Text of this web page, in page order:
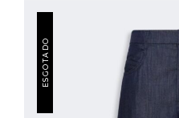
ESGOTADO